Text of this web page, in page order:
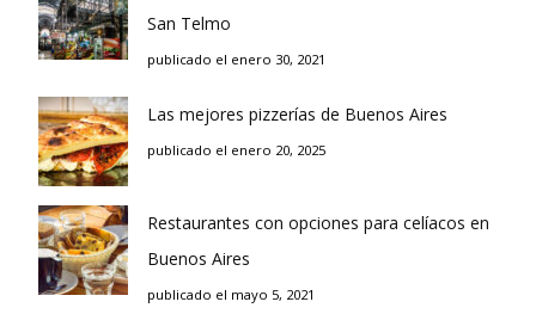
San Telmo
publicado el enero 30, 2021
Las mejores pizzerías de Buenos Aires
publicado el enero 20, 2025
Restaurantes con opciones para celíacos en
Buenos Aires
publicado el mayo 5, 2021